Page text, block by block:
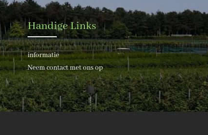
Handige Links
informatie
Neem contact met ons op